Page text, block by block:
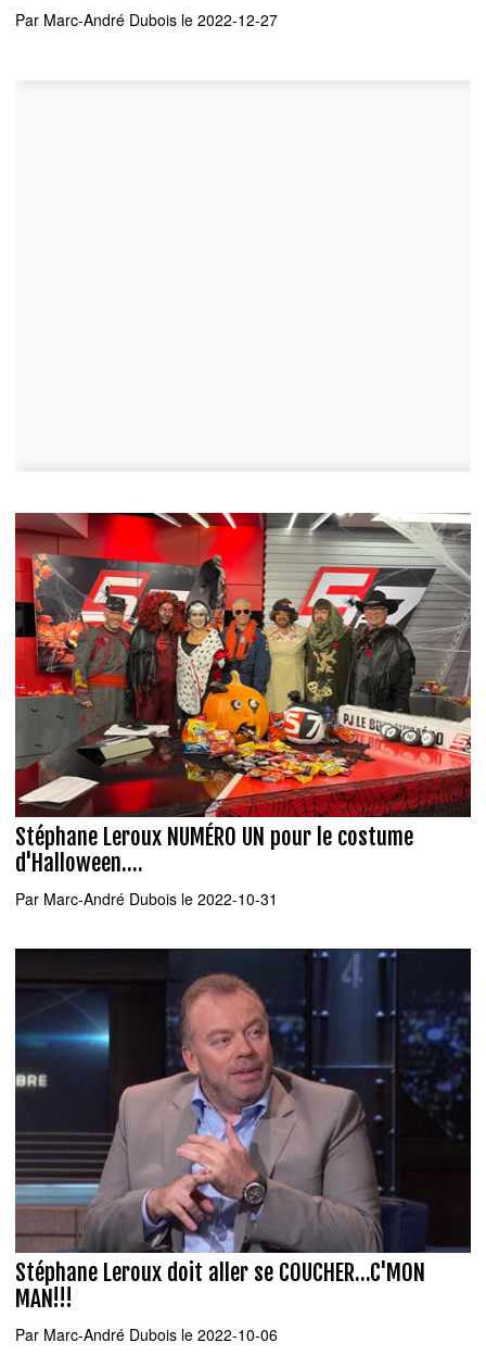
Par Marc-André Dubois le 2022-12-27
Stéphane Leroux NUMÉRO UN pour le costume
d'Halloween....
Par Marc-André Dubois le 2022-10-31
Stéphane Leroux doit aller se COUCHER...C'MON
MAN!!!
Par Marc-André Dubois le 2022-10-06